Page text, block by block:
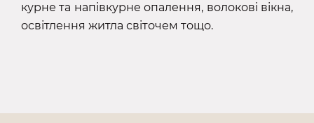
курне та напівкурне опалення, волокові вікна,
освітлення житла світочем тощо.